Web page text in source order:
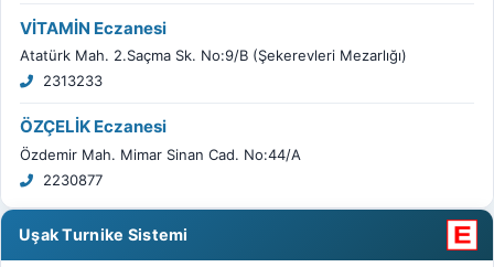
VİTAMİN Eczanesi
Atatürk Mah. 2.Saçma Sk. No:9/B (Şekerevleri Mezarlığı)
2313233
ÖZÇELİK Eczanesi
Özdemir Mah. Mimar Sinan Cad. No:44/A
2230877
Uşak Turnike Sistemi